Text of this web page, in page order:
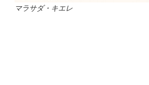
マラサダ・キエレ